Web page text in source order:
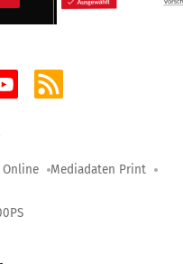
Mediadaten Print